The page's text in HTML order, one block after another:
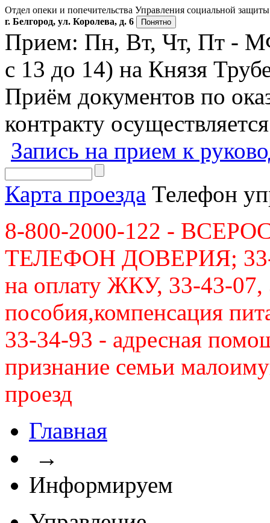
Отдел опеки и попечительства Управления социальной
г. Белгород, ул. Королева, д. 6
Понятно
Прием: Пн, Вт, Чт, Пт -
с 13 до 14) на Князя
Приём документов по
контракту
Запись на прием к
Карта проезда Телефон
8-800-2000-122 -
ТЕЛЕФОН ДОВЕРИЯ; 33-
на оплату ЖКУ, 33-43-07,
пособия,компенсация
33-34-93 - адресная
признание семьи
проезд
Главная
→
Информируем